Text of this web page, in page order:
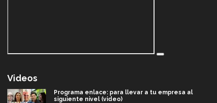
Videos
Programa enlace: para llevar a tu empresa al
siguiente nivel (video)